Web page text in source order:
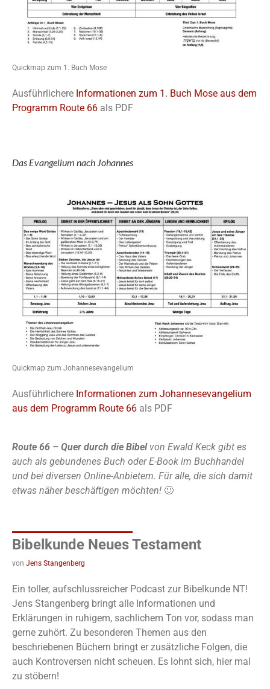
Quickmap zum 1. Buch Mose
Ausführlichere Informationen zum 1. Buch Mose aus dem
Programm Route 66 als PDF
Das Evangelium nach Johannes
Quickmap zum Johannesevangelium
Ausführlichere Informationen zum Johannesevangelium
aus dem Programm Route 66 als PDF
Route 66 – Quer durch die Bibel von Ewald Keck gibt es
auch als gebundenes Buch oder E-Book im Buchhandel
und bei diversen Online-Anbietern. Für alle, die sich damit
etwas näher beschäftigen möchten! 🙂
Bibelkunde Neues Testament
von Jens Stangenberg
Ein toller, aufschlussreicher Podcast zur Bibelkunde NT!
Jens Stangenberg bringt alle Informationen und
Erklärungen in ruhigem, sachlichem Ton vor, sodass man
gerne zuhört. Zu besonderen Themen aus den
beschriebenen Büchern bringt er zusätzliche Folgen, die
auch Kontroversen nicht scheuen. Es lohnt sich, hier mal
zu stöbern!